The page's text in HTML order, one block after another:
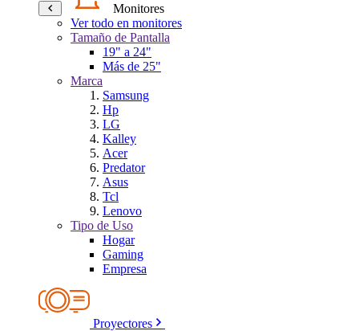
Monitores
Ver todo en monitores
Tamaño de Pantalla
19" a 24"
Más de 25"
Marca
Samsung
Hp
LG
Kalley
Acer
Predator
Asus
Tcl
Lenovo
Tipo de Uso
Hogar
Gaming
Empresa
Proyectores